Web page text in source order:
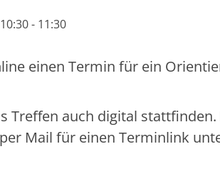
- 11:30
einen Termin für ein
Treffen auch digital
Mail für einen Terminlink